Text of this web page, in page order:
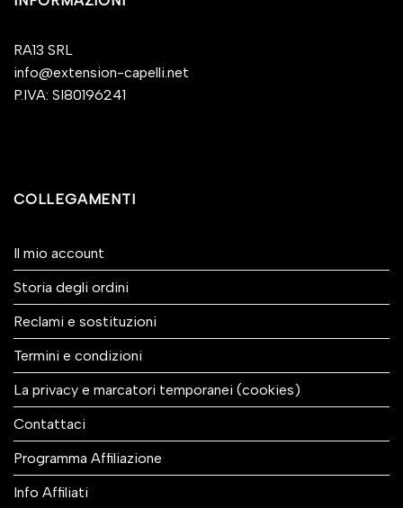
RA13 SRL
info@extension-capelli.net
P.IVA: SI80196241
COLLEGAMENTI
Il mio account
Storia degli ordini
Reclami e sostituzioni
Termini e condizioni
La privacy e marcatori temporanei (cookies)
Contattaci
Programma Affiliazione
Info Affiliati